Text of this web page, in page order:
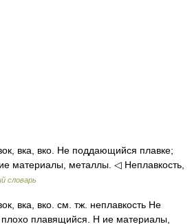
вка, вко. Не поддающийся плавке;
материалы, металлы. ◁ Неплавкость,
словарь
вка, вко. см. тж. неплавкость Не
плавящийся. Н ие материалы,